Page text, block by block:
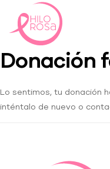
Donación
Lo sentimos, tu donación
inténtalo de nuevo o